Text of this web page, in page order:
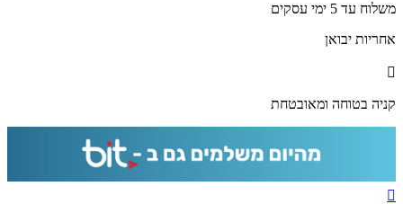
או
מחוסמת
משלוח עד 5 ימי עסקים
אחריות יבואן
קניה בטוחה ומאובטחת